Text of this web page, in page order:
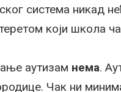
система никад
који школа
аутизам нема.
Чак ни